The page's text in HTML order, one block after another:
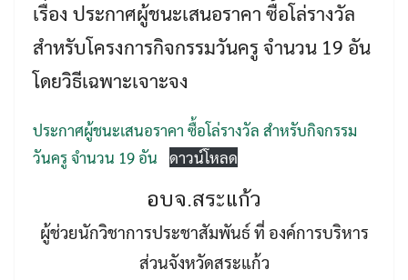
Search
เรื่อง ประกาศผู้ชนะเสนอราคา ซื้อโล่รางวัล
สำหรับโครงการกิจกรรมวันครู จำนวน 19 อัน
โดยวิธีเฉพาะเจาะจง
ประกาศผู้ชนะเสนอราคา ซื้อโล่รางวัล สำหรับกิจกรรม
วันครู จำนวน 19 อัน
ดาวน์โหลด
อบจ.สระแก้ว
ผู้ช่วยนักวิชาการประชาสัมพันธ์ ที่ องค์การบริหาร
ส่วนจังหวัดสระแก้ว